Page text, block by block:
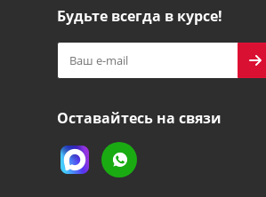
Будьте всегда в курсе!
Оставайтесь на связи